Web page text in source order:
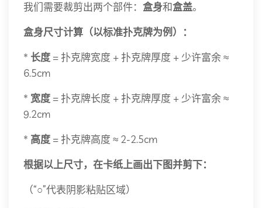
我们需要裁剪出两个部件： 盒身和盒盖。
盒身尺寸计算（以标准扑克牌为例）：
* 长度 = 扑克牌宽度 + 扑克牌厚度 + 少许富余 ≈
6.5cm
* 宽度 = 扑克牌长度 + 扑克牌厚度 + 少许富余 ≈
9.2cm
* 高度 = 扑克牌高度 ≈ 2-2.5cm
根据以上尺寸，在卡纸上画出下图并剪下：
（“○”代表阴影粘贴区域）